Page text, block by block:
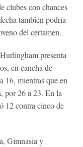
clubes con chances
también podría
del certamen.
presenta
en cancha de
16, mientras que en
por 26 a 23. En la
12 contra cinco de
Gimnasia y